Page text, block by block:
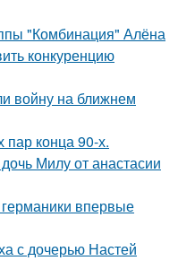
"Комбинация" Алёна
конкуренцию
войну на ближнем
конца 90-х.
Милу от анастасии
впервые
с дочерью Настей